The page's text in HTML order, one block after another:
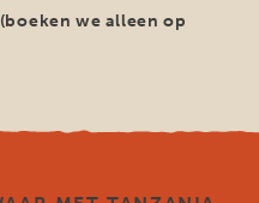
we alleen op